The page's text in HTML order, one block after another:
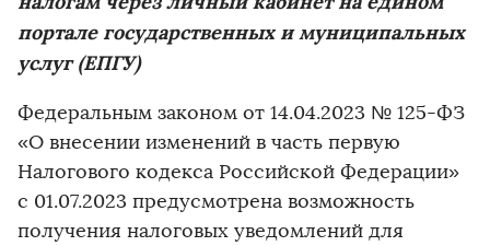
портале государственных и муниципальных
услуг (ЕПГУ)
Федеральным законом от 14.04.2023 № 125-ФЗ
«О внесении изменений в часть первую
Налогового кодекса Российской Федерации»
с 01.07.2023 предусмотрена возможность
получения налоговых уведомлений для